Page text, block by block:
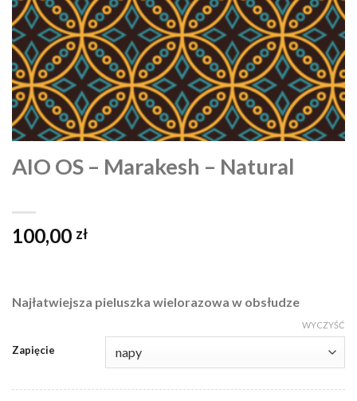
AIO OS – Marakesh – Natural
100,00 zł
Najłatwiejsza pieluszka wielorazowa w obsłudze
Zapięcie
WYCZYŚĆ